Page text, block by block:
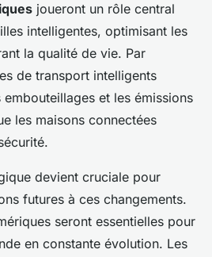
joueront un rôle central
intelligentes, optimisant les
la qualité de vie. Par
de transport intelligents
et les émissions
les maisons connectées
devient cruciale pour
futures à ces changements.
seront essentielles pour
en constante évolution. Les